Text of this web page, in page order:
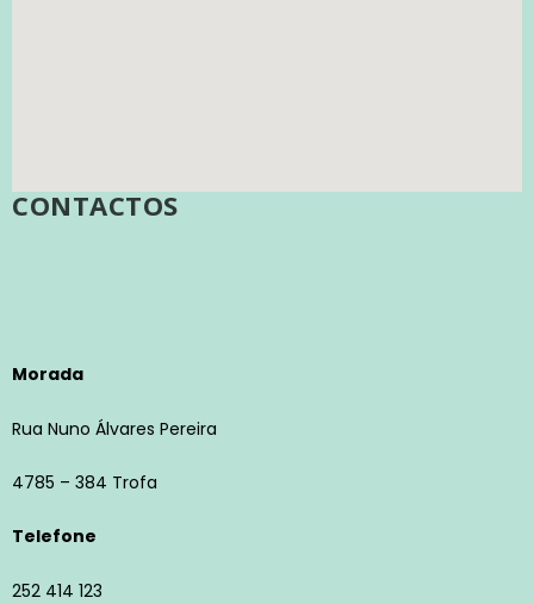
CONTACTOS
Morada
Rua Nuno Álvares Pereira
4785 – 384 Trofa
Telefone
252 414 123